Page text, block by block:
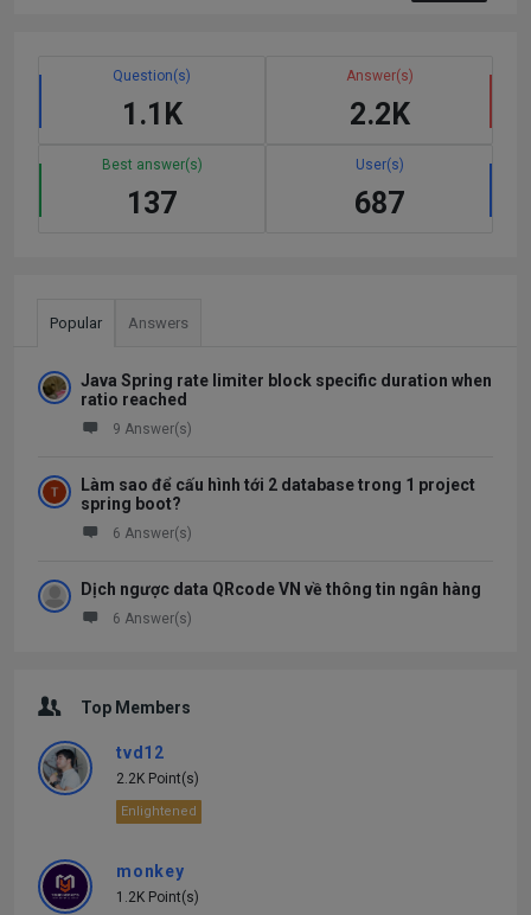
Question(s)
1.1K
Answer(s)
2.2K
Best answer(s)
137
User(s)
687
Popular Answers
Java Spring rate limiter block specific duration when
ratio reached
9 Answer(s)
Làm sao để cấu hình tới 2 database trong 1 project
spring boot?
6 Answer(s)
Dịch ngược data QRcode VN về thông tin ngân hàng
6 Answer(s)
Top Members
tvd12
2.2K Point(s)
Enlightened
monkey
1.2K Point(s)